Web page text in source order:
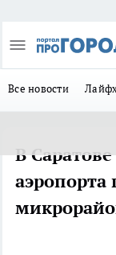
Все новости
В
аэропорта